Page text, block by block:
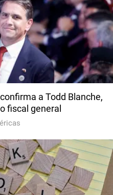
a Todd Blanche,
fiscal general